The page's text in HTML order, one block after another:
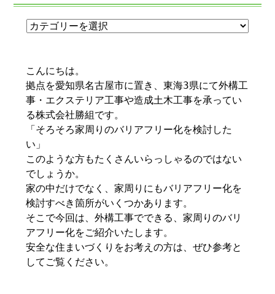
こんにちは。
拠点を愛知県名古屋市に置き、東海3県にて外構工
事・エクステリア工事や造成土木工事を承ってい
る株式会社勝組です。
「そろそろ家周りのバリアフリー化を検討した
い」
このような方もたくさんいらっしゃるのではない
でしょうか。
家の中だけでなく、家周りにもバリアフリー化を
検討すべき箇所がいくつかあります。
そこで今回は、外構工事でできる、家周りのバリ
アフリー化をご紹介いたします。
安全な住まいづくりをお考えの方は、ぜひ参考と
してご覧ください。